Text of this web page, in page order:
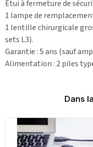
Étui à fermeture de
1 lampe de
1 lentille chirurgicale
sets L3).
Garantie : 5 ans (sauf
Alimentation : 2 piles
Dans